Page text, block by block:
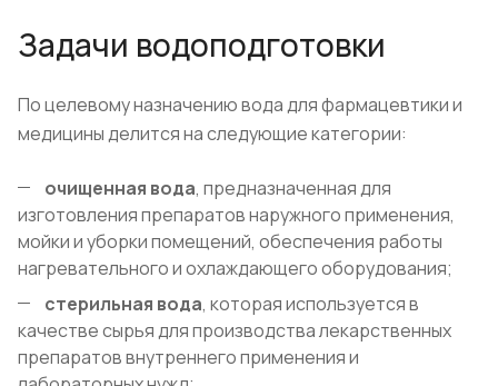
Задачи водоподготовки
По целевому назначению вода для фармацевтики и
медицины делится на следующие категории:
очищенная вода, предназначенная для
изготовления препаратов наружного применения,
мойки и уборки помещений, обеспечения работы
нагревательного и охлаждающего оборудования;
стерильная вода, которая используется в
качестве сырья для производства лекарственных
препаратов внутреннего применения и